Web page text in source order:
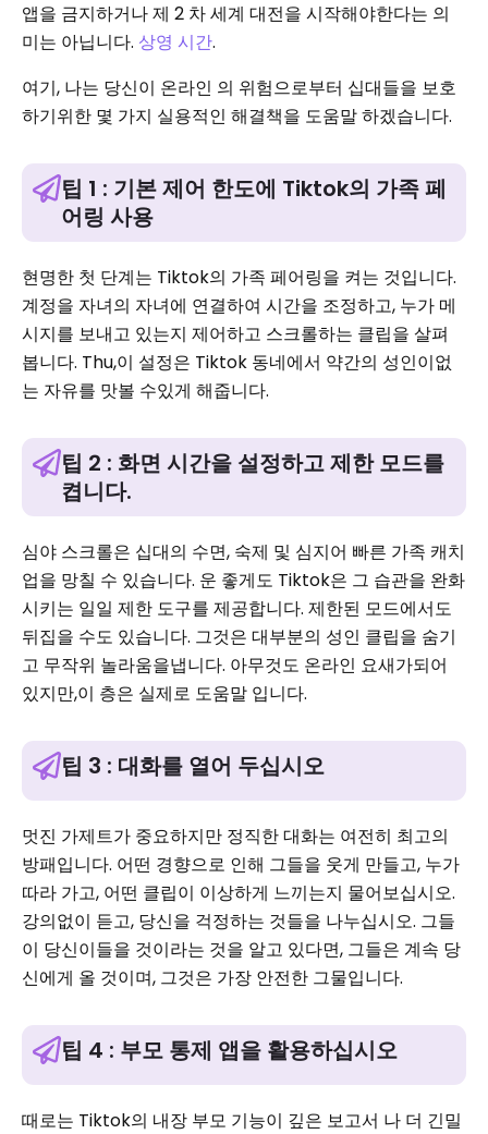
앱을 금지하거나 제 2 차 세계 대전을 시작해야한다는 의
미는 아닙니다. 상영 시간.
여기, 나는 당신이 온라인 의 위험으로부터 십대들을 보호
하기위한 몇 가지 실용적인 해결책을 도움말 하겠습니다.
팁 1 : 기본 제어 한도에 Tiktok의 가족 페
어링 사용
현명한 첫 단계는 Tiktok의 가족 페어링을 켜는 것입니다.
계정을 자녀의 자녀에 연결하여 시간을 조정하고, 누가 메
시지를 보내고 있는지 제어하고 스크롤하는 클립을 살펴
봅니다. Thu,이 설정은 Tiktok 동네에서 약간의 성인이없
는 자유를 맛볼 수있게 해줍니다.
팁 2 : 화면 시간을 설정하고 제한 모드를
켭니다.
심야 스크롤은 십대의 수면, 숙제 및 심지어 빠른 가족 캐치
업을 망칠 수 있습니다. 운 좋게도 Tiktok은 그 습관을 완화
시키는 일일 제한 도구를 제공합니다. 제한된 모드에서도
뒤집을 수도 있습니다. 그것은 대부분의 성인 클립을 숨기
고 무작위 놀라움을냅니다. 아무것도 온라인 요새가되어
있지만,이 층은 실제로 도움말 입니다.
팁 3 : 대화를 열어 두십시오
멋진 가제트가 중요하지만 정직한 대화는 여전히 최고의
방패입니다. 어떤 경향으로 인해 그들을 웃게 만들고, 누가
따라 가고, 어떤 클립이 이상하게 느끼는지 물어보십시오.
강의없이 듣고, 당신을 걱정하는 것들을 나누십시오. 그들
이 당신이들을 것이라는 것을 알고 있다면, 그들은 계속 당
신에게 올 것이며, 그것은 가장 안전한 그물입니다.
팁 4 : 부모 통제 앱을 활용하십시오
때로는 Tiktok의 내장 부모 기능이 깊은 보고서 나 더 긴밀